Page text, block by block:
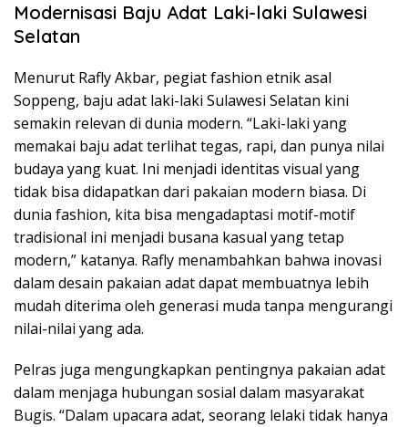
Modernisasi Baju Adat Laki-laki Sulawesi
Selatan
Menurut Rafly Akbar, pegiat fashion etnik asal
Soppeng, baju adat laki-laki Sulawesi Selatan kini
semakin relevan di dunia modern. “Laki-laki yang
memakai baju adat terlihat tegas, rapi, dan punya nilai
budaya yang kuat. Ini menjadi identitas visual yang
tidak bisa didapatkan dari pakaian modern biasa. Di
dunia fashion, kita bisa mengadaptasi motif-motif
tradisional ini menjadi busana kasual yang tetap
modern,” katanya. Rafly menambahkan bahwa inovasi
dalam desain pakaian adat dapat membuatnya lebih
mudah diterima oleh generasi muda tanpa mengurangi
nilai-nilai yang ada.
Pelras juga mengungkapkan pentingnya pakaian adat
dalam menjaga hubungan sosial dalam masyarakat
Bugis. “Dalam upacara adat, seorang lelaki tidak hanya